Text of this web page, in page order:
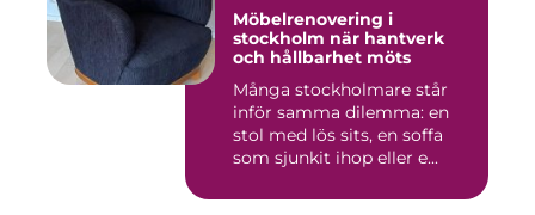
Möbelrenovering i
stockholm när hantverk
och hållbarhet möts
Många stockholmare står
inför samma dilemma: en
stol med lös sits, en soffa
som sjunkit ihop eller e...